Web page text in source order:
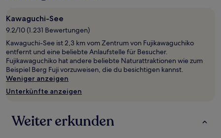
mit
1 Übernachtung
von
2 Erwachsenen
gefunden
wurde.
Preise
und
Verfügbarkeiten
können
ändern.
Es
Kawaguchi-See
9.2/10 (1.231 Bewertungen)
Kawaguchi-See ist 2,3 km vom Zentrum von Fujikawaguchiko
entfernt und eine beliebte Anlaufstelle für Besucher.
Fujikawaguchiko hat andere beliebte Naturattraktionen wie zum
Beispiel Berg Fuji vorzuweisen, die du besichtigen kannst.
Weniger anzeigen
Unterkünfte anzeigen
Weiter erkunden